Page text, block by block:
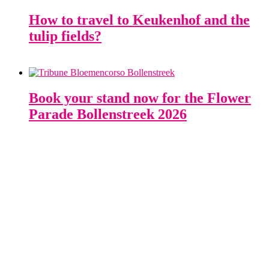
How to travel to Keukenhof and the
tulip fields?
Book your stand now for the Flower
Parade Bollenstreek 2026